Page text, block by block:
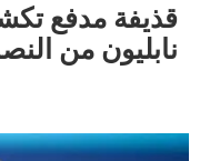
قذيفة مدفع
نابليون من